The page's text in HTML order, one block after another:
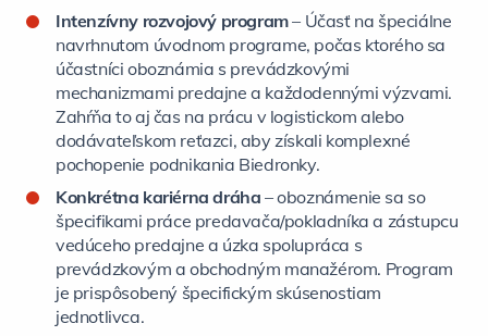
Intenzívny rozvojový program– Účasť na špeciálne
navrhnutom úvodnom programe, počas ktorého sa
účastníci oboznámia s prevádzkovými
mechanizmami predajne a každodennými výzvami.
Zahŕňa to aj čas na prácu v logistickom alebo
dodávateľskom reťazci, aby získali komplexné
pochopenie podnikania Biedronky.
Konkrétna kariérna dráha – oboznámenie sa so
špecifikami práce predavača/pokladníka a zástupcu
vedúceho predajne a úzka spolupráca s
prevádzkovým a obchodným manažérom. Program
je prispôsobený špecifickým skúsenostiam
jednotlivca.